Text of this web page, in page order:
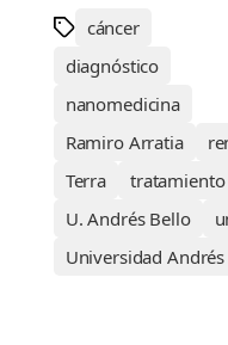
cáncer
diagnóstico
nanomedicina
Ramiro Arratia
Terra
tratamiento
U. Andrés Bello
Universidad